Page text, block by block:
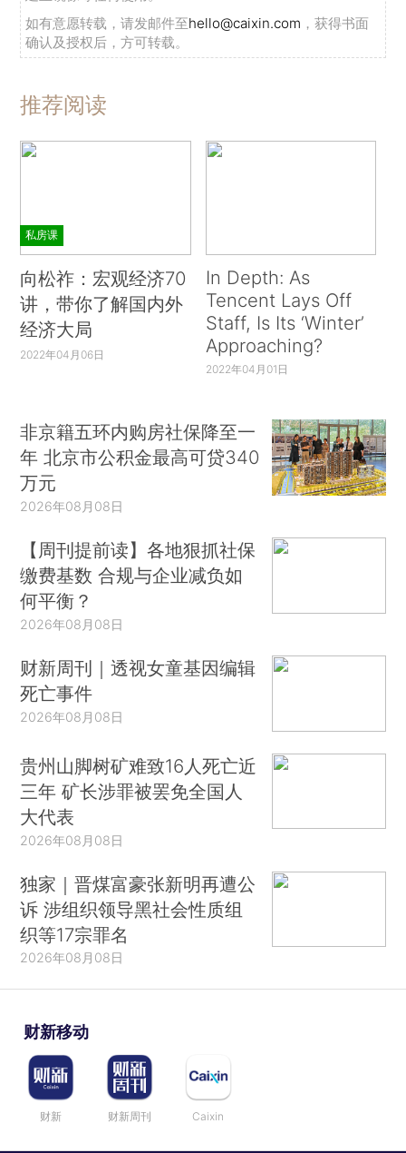
如有意愿转载，请发邮件至hello@caixin.com ，获得书面
确认及授权后，方可转载。
推荐阅读
私房课
向松祚：宏观经济70
讲，带你了解国内外
经济大局
2022年04月06日
In Depth: As
Tencent Lays Off
Staff, Is Its ‘Winter’
Approaching?
2022年04月01日
非京籍五环内购房社保降至一
年 北京市公积金最高可贷340
万元
2026年08月08日
【周刊提前读】各地狠抓社保
缴费基数 合规与企业减负如
何平衡？
2026年08月08日
财新周刊｜透视女童基因编辑
死亡事件
2026年08月08日
贵州山脚树矿难致16人死亡近
三年 矿长涉罪被罢免全国人
大代表
2026年08月08日
独家｜晋煤富豪张新明再遭公
诉 涉组织领导黑社会性质组
织等17宗罪名
2026年08月08日
财新移动
财新 财新周刊 Caixin